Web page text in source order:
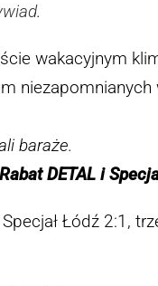
.
wakacyjnym
niezapomnianych
baraże.
DETAL i
Łódź 2:1,